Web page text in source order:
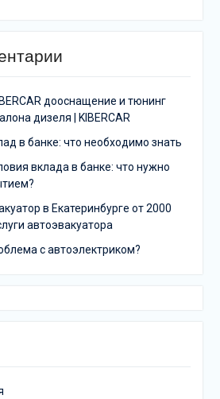
дооснащение и тюнинг
дизеля | KIBERCAR
в банке: что необходимо знать
вклада в банке: что нужно
в Екатеринбурге от 2000
автоэвакуатора
с автоэлектриком?